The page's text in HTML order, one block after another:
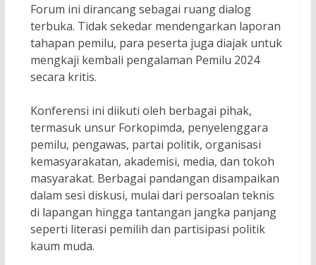
Forum ini dirancang sebagai ruang dialog
terbuka. Tidak sekedar mendengarkan laporan
tahapan pemilu, para peserta juga diajak untuk
mengkaji kembali pengalaman Pemilu 2024
secara kritis.
Konferensi ini diikuti oleh berbagai pihak,
termasuk unsur Forkopimda, penyelenggara
pemilu, pengawas, partai politik, organisasi
kemasyarakatan, akademisi, media, dan tokoh
masyarakat. Berbagai pandangan disampaikan
dalam sesi diskusi, mulai dari persoalan teknis
di lapangan hingga tantangan jangka panjang
seperti literasi pemilih dan partisipasi politik
kaum muda.